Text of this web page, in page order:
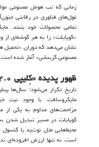
زمانی که تب هوش مصنوعی
غول‌های فناوری در رقابتی
تمامی محصولات خود بتنند.
«کوپایلت» را به هر گوشه‌ای از
نشان می‌دهد که دوران
مصنوعی گزینشی» آغاز شده است.
ظهور پدیده «کِلیپی ۲.۰»؛ چرا کاربران مقاومت کردند؟
تاریخ تکرار می‌شود؛ سال‌ها
مایکروسافت، با وجود نیت
مزاحمت‌های مداوم به یکی از
کوپایلت در مسیر تبدیل شدن
محیط‌هایی مثل نوت‌پد یا
است، نه تنها ارزش افزوده‌ای